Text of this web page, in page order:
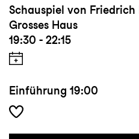
Schauspiel von
Grosses Haus
19:30 - 22:15
Einführung 19:00